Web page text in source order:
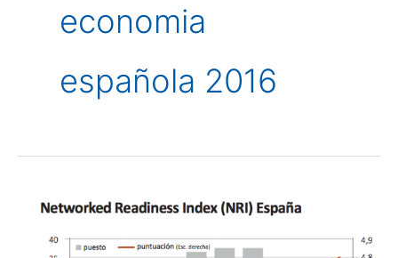
economia
española 2016